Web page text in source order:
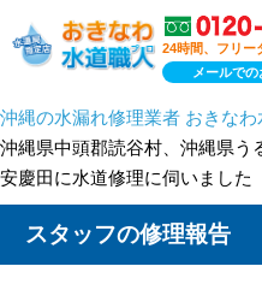
24時間、フリー
メールで
沖縄の水漏れ修理業者 おきなわ
沖縄県中頭郡読谷村、沖縄県う
安慶田に水道修理に伺いました
スタッフの修理報告